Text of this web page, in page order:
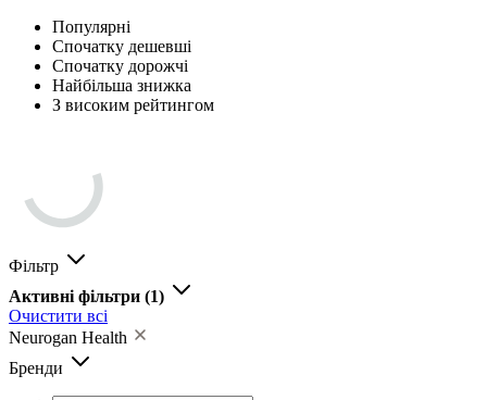
Популярні
Спочатку дешевші
Спочатку дорожчі
Найбільша знижка
З високим рейтингом
Фільтр
Активні фільтри (1)
Очистити всі
Neurogan Health
Бренди